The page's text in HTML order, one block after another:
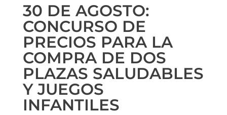
30 DE AGOSTO:
CONCURSO DE
PRECIOS PARA LA
COMPRA DE DOS
PLAZAS SALUDABLES
Y JUEGOS
INFANTILES